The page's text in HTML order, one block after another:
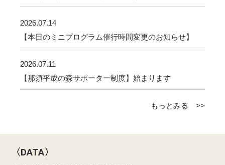
2026.07.14
【本日のミニプログラム催行時間変更のお知らせ】
2026.07.11
【那須平成の森サポーター制度】始まります
もっとみる >>
〈DATA〉